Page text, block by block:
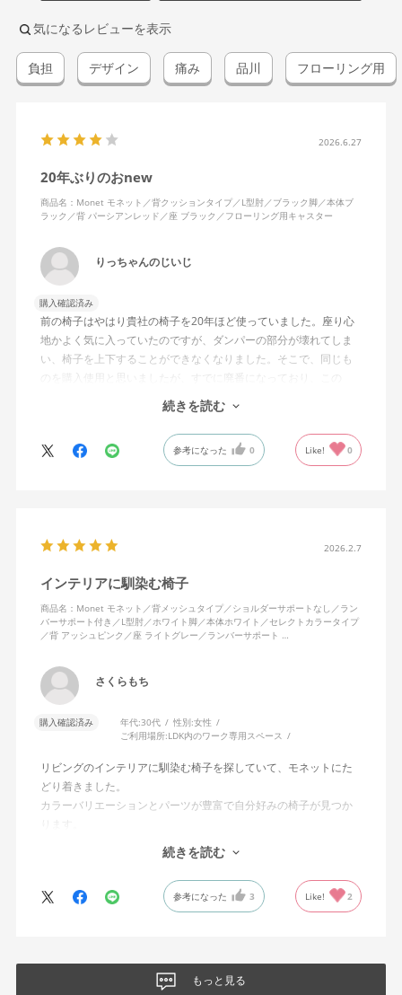
気になるレビューを表示
負担 デザイン 痛み 品川 フローリング用
2026.6.27
20年ぶりのおnew
商品名：Monet モネット／背クッションタイプ／L型肘／ブラック脚／本体ブ
ラック／背 パーシアンレッド／座 ブラック／フローリング用キャスター
りっちゃんのじいじ
購入確認済み
前の椅子はやはり貴社の椅子を20年ほど使っていました。座り心
地かよく気に入っていたのですが、ダンパーの部分が壊れてしま
い、椅子を上下することができなくなりました。そこで、同じも
のを購入使用と思いましたが、すでに廃番になっており、この
MonEtを購入しました。やや固めの椅子ですが、使っているうち
になじんでくるのではと思っています。フローリング床で使って
いますが、ややキャスターがよく動きすぎるのが難点でしょう
か。
続きを読む
参考になった 0 Like! 0
2026.2.7
インテリアに馴染む椅子
商品名：Monet モネット／背メッシュタイプ／ショルダーサポートなし／ラン
バーサポート付き／L型肘／ホワイト脚／本体ホワイト／セレクトカラータイプ
／背 アッシュピンク／座 ライトグレー／ランバーサポート …
さくらもち
購入確認済み 年代:30代 性別:女性
ご利用場所:LDK内のワーク専用スペース
リビングのインテリアに馴染む椅子を探していて、モネットにた
どり着きました。
カラーバリエーションとパーツが豊富で自分好みの椅子が見つか
オフィスチェアにしては比較的コンパクトで家に置くのに最適で
した、座り心地も良く大変気に入っています。
今回どうしても欲しい色の組み合わせがあったので固定肘の物を
購入しましたが、欲を言えば稼働肘バージョンもバイカラーなど
続きを読む
参考になった 3 Like! 2
もっと見る